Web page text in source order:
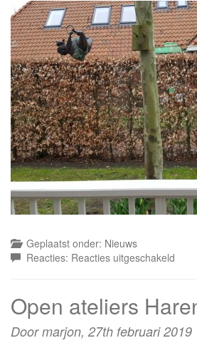
Geplaatst onder: Nieuws
Reacties: Reacties uitgeschakeld
2019
Open ateliers
Door marjon, 27th februari 2019